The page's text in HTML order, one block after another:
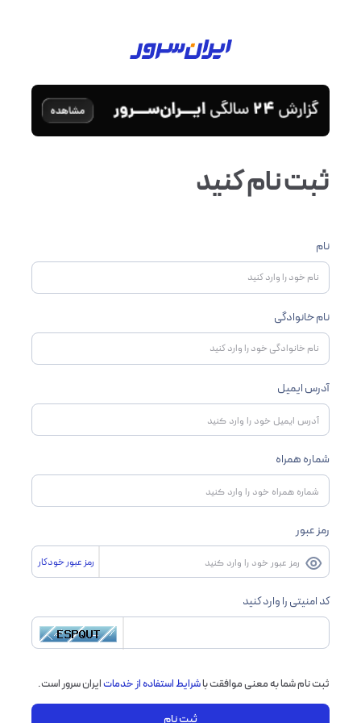
ثبت نام کنید
نام
نام خانوادگی
آدرس ایمیل
شماره همراه
رمز عبور
رمز عبور خودکار
کد امنیتی را وارد کنید
ثبت نام شما به معنی موافقت باشرایط استفاده از خدماتایران سرور است.
ثبت نام